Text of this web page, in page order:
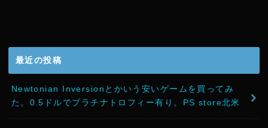
最近の投稿
Newtonian Inversionとかいう安いゲームを買ってみ
た。0.5ドルでプラチナトロフィー有り。PS store北米